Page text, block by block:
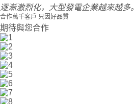
逐漸激烈化，大型發電企業越來越多。
合作萬千客戶 只因好品質
期待與您合作